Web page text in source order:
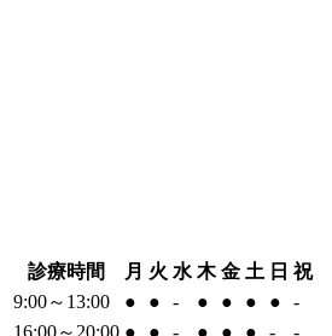
診療時間 月 火 水 木 金 土 日 祝
9:00～13:00
● ● - ● ● ● ●
-
16:00～20:00 ● ● - ● ● ● - -